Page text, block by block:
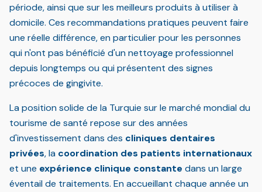
période, ainsi que sur les meilleurs produits à utiliser à
domicile. Ces recommandations pratiques peuvent faire
une réelle différence, en particulier pour les personnes
qui n'ont pas bénéficié d'un nettoyage professionnel
depuis longtemps ou qui présentent des signes
précoces de gingivite.
La position solide de la Turquie sur le marché mondial du
tourisme de santé repose sur des années
d'investissement dans des cliniques dentaires
privées, la coordination des patients internationaux
et une expérience clinique constante dans un large
éventail de traitements. En accueillant chaque année un